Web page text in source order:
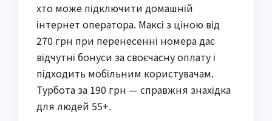
хто може підключити домашній
інтернет оператора. Максі з ціною від
270 грн при перенесенні номера дає
відчутні бонуси за своєчасну оплату і
підходить мобільним користувачам.
Турбота за 190 грн — справжня знахідка
для людей 55+.